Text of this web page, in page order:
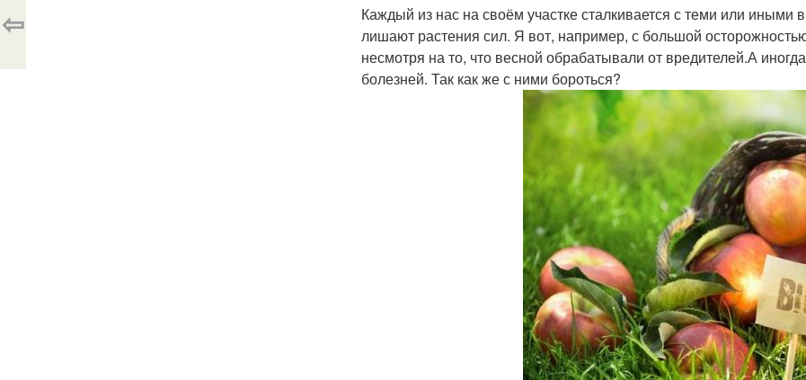
Каждый из нас на своём участке сталкивается с теми или
лишают растения сил. Я вот, например, с большой
несмотря на то, что весной обрабатывали от вредителей.А
болезней. Так как же с ними бороться?
⇦